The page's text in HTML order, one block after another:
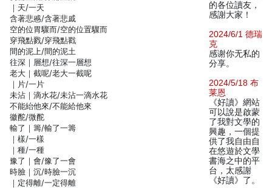
｜天/一天
含著悲慼/含著悲戚
空的位胃驟而/空的位置驟而
穿飛點戮/穿飛點戳
間的泥上/間的泥土
往深｜層想/往深一層想
老大｜截呢/老大一截呢
｜片/一片
未沾｜滴水花/未沾一滴水花
不能紿他來/不能給他來
徽酡/微酡
輸了｜籌/輸了一籌
｜樣/一樣
｜種/一種
豫了｜會/豫了一會
時臉｜沉/時臉一沉
｜定得離/一定得離
的各位讀友，
感謝大家！
2024/6/1 德瑞
克
感谢你无私的
分享。
2024/5/18 布
莱恩
《好讀》網站
可以說是啟蒙
了我對文學的
興趣，一個提
供了我自由自
在悠遊於文學
書海之中的平
台，太感謝
《好讀》了。